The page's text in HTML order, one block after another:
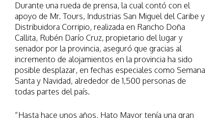
Durante una rueda de prensa, la cual contó con el
apoyo de Mr. Tours, Industrias San Miguel del Caribe y
Distribuidora Corripio, realizada en Rancho Doña
Callita, Rubén Darío Cruz, propietario del lugar y
senador por la provincia, aseguró que gracias al
incremento de alojamientos en la provincia ha sido
posible desplazar, en fechas especiales como Semana
Santa y Navidad, alrededor de 1,500 personas de
todas partes del país.
“Hasta hace unos años, Hato Mayor tenía una gran